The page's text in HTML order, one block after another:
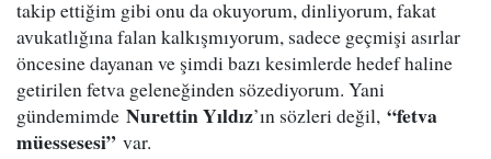
takip ettiğim gibi onu da okuyorum, dinliyorum, fakat
avukatlığına falan kalkışmıyorum, sadece geçmişi asırlar
öncesine dayanan ve şimdi bazı kesimlerde hedef haline
getirilen fetva geleneğinden sözediyorum. Yani
gündemimde Nurettin Yıldız’ın sözleri değil, “fetva
müessesesi” var.